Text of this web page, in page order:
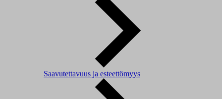
Saavutettavuus ja esteettömyys